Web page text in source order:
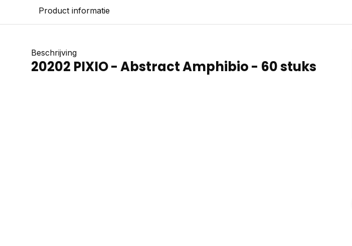
Product informatie
Beschrijving
20202 PIXIO - Abstract Amphibio - 60 stuks